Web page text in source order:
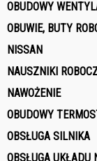
OBUDOWY
OBUWIE, BUTY
NISSAN
NAUSZNIKI
NAWOŻENIE
OBUDOWY
OBSŁUGA SILNIKA
OBSŁUGA UKŁADU